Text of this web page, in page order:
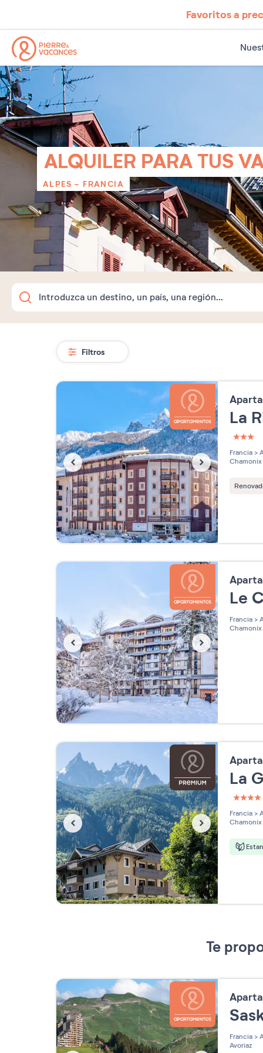
Favoritos a
ALQUILER PARA TUS
ALPES - FRANCIA
Filtros
La
3
Francia >
Chamonix
Le
Francia >
Chamonix
La
4
Francia >
Chamonix
Te
Francia >
Avoriaz